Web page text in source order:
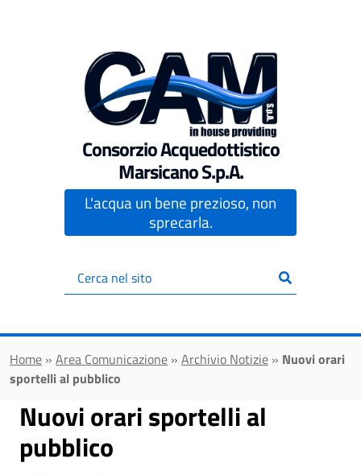
Consorzio Acquedottistico
Marsicano S.p.A.
L'acqua un bene prezioso, non
sprecarla.
Inserisci
il
Home » Area Comunicazione » Archivio Notizie » Nuovi orari
sportelli al pubblico
Nuovi orari sportelli al
pubblico